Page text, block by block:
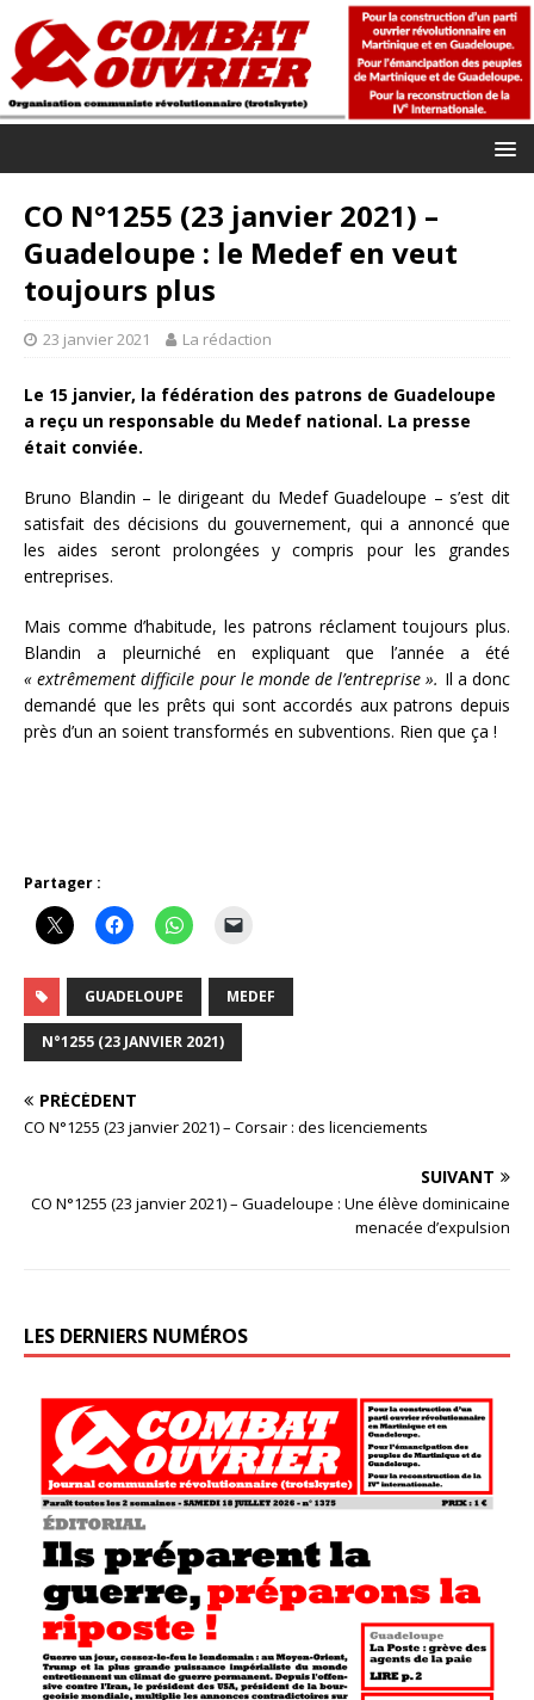
CO N°1255 (23 janvier 2021) –
Guadeloupe : le Medef en veut
toujours plus
23 janvier 2021 La rédaction
Le 15 janvier, la fédération des patrons de Guadeloupe
a reçu un responsable du Medef national. La presse
était conviée.
Bruno Blandin – le dirigeant du Medef Guadeloupe – s’est dit
satisfait des décisions du gouvernement, qui a annoncé que
les aides seront prolongées y compris pour les grandes
entreprises.
Mais comme d’habitude, les patrons réclament toujours plus.
Blandin a pleurniché en expliquant que l’année a été
« extrêmement difficile pour le monde de l’entreprise ». Il a donc
demandé que les prêts qui sont accordés aux patrons depuis
près d’un an soient transformés en subventions. Rien que ça !
Partager :
GUADELOUPE MEDEF
N°1255 (23 JANVIER 2021)
PRÉCÉDENT
CO N°1255 (23 janvier 2021) – Corsair : des licenciements
SUIVANT
CO N°1255 (23 janvier 2021) – Guadeloupe : Une élève dominicaine
menacée d’expulsion
LES DERNIERS NUMÉROS